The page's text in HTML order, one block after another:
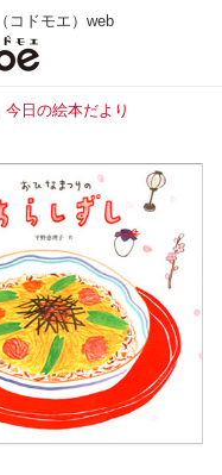
コドモエ）web
日の絵本だより